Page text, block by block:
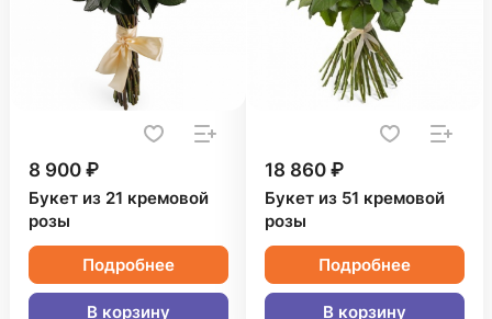
8 900 ₽
Букет из 21 кремовой
розы
Подробнее
В корзину
18 860 ₽
Букет из 51 кремовой
розы
Подробнее
В корзину